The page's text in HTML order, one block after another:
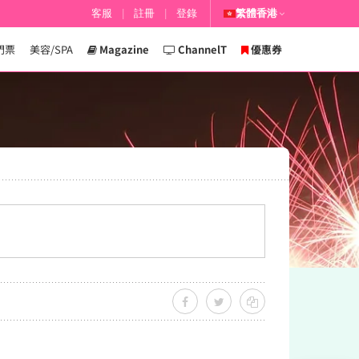
票 美容/SPA Magazine ChannelT 優惠券
客服 註冊 登錄 繁體香港